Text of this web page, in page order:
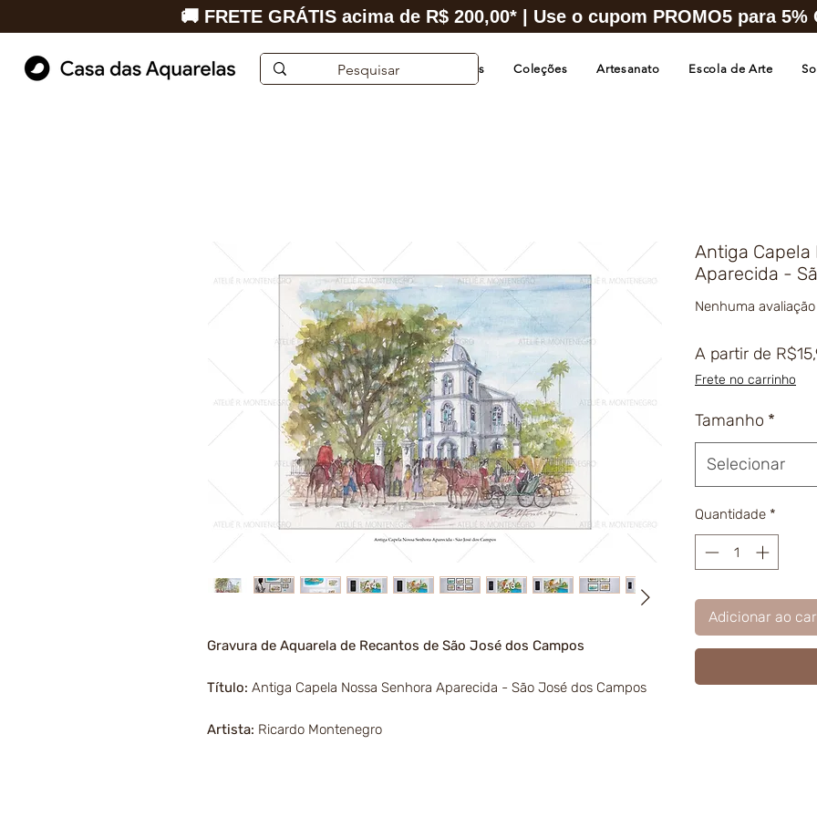
Aquarelas de Cidades Coleções Artesanato Escola de Arte
🚚 FRETE GRÁTIS acima de R$ 200,00* | Use o cupom PROMO5 para
Gravura de Aquarela de Recantos de São José dos Campos
Título: Antiga Capela Nossa Senhora Aparecida - São José dos Campos
Artista: Ricardo Montenegro
Antiga Capela
Aparecida -
Nenhuma avaliação
A partir de
Frete no carrinho
Tamanho *
Selecionar
Quantidade *
Adicionar ao